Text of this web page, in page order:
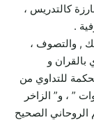
كالتدريس ،
.
, والتصوف ،
بالقران و
للتداوي من
” ، و” الزاخر
الروحاني الصحيح